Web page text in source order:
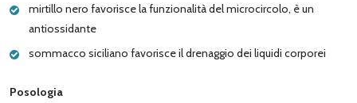
mirtillo nero favorisce la funzionalità del microcircolo, è un
antiossidante
sommacco siciliano favorisce il drenaggio dei liquidi corporei
Posologia